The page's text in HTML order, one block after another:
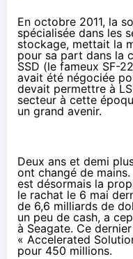
En octobre 2011, la
spécialisée dans les
stockage, mettait la
pour sa part dans la
SSD (le fameux SF-
avait été négociée
devait permettre à
secteur à cette
un grand avenir.
Deux ans et demi
ont changé de
est désormais la
le rachat le 6 mai
de 6,6 milliards de
un peu de cash, a
à Seagate. Ce dernier
« Accelerated
pour 450 millions.